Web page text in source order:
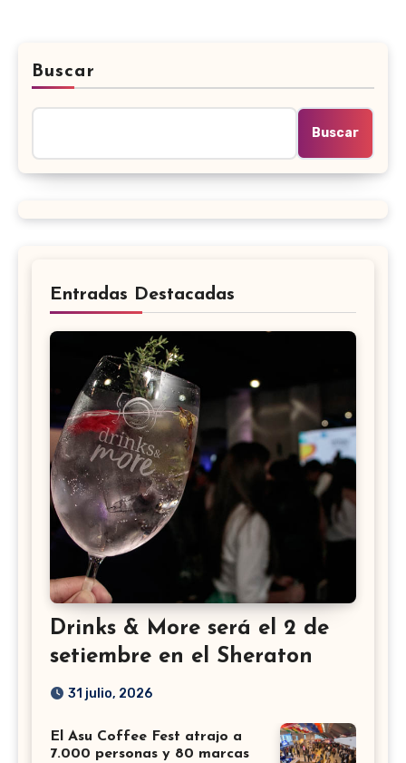
Buscar
Buscar
Entradas Destacadas
Drinks & More será el 2 de
setiembre en el Sheraton
31 julio, 2026
El Asu Coffee Fest atrajo a
7.000 personas y 80 marcas